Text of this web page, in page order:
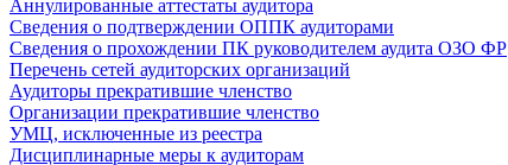
Аннулированные аттестаты аудитора
Сведения о подтверждении ОППК аудиторами
Сведения о прохождении ПК руководителем аудита ОЗО ФР
Перечень сетей аудиторских организаций
Аудиторы прекратившие членство
Организации прекратившие членство
УМЦ, исключенные из реестра
Дисциплинарные меры к аудиторам